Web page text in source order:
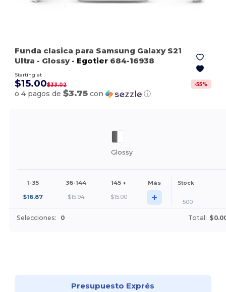
Funda clasica para Samsung Galaxy S21
Ultra - Glossy- Egotier 684-16938
Starting at
$15.00$33.02 -55%
o 4 pagos de$3.75 con ⓘ
Glossy
1-35 36-144 145 + Más Stock
$16.87 $15.94 $15.00 + 500
Selecciones: 0 Total:
Presupuesto Exprés